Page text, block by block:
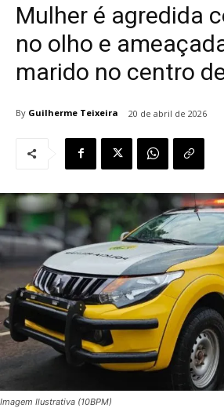
Mulher é agredida
no olho e
marido no centro
By Guilherme Teixeira 20 de abril de 2026
Imagem Ilustrativa (10BPM)